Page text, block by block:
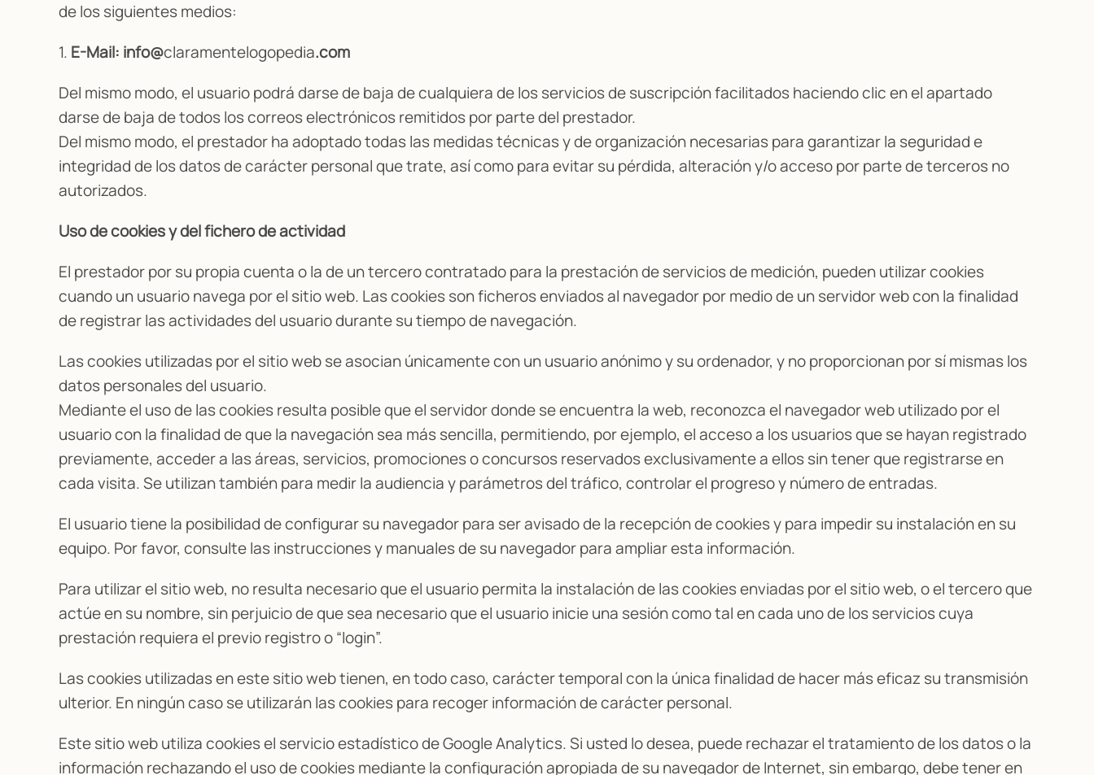
de los siguientes medios:
1. E-Mail: info@claramentelogopedia.com
Del mismo modo, el usuario podrá darse de baja de cualquiera de los servicios de suscripción facilitados haciendo clic en el apartado
darse de baja de todos los correos electrónicos remitidos por parte del prestador.
Del mismo modo, el prestador ha adoptado todas las medidas técnicas y de organización necesarias para garantizar la seguridad e
integridad de los datos de carácter personal que trate, así como para evitar su pérdida, alteración y/o acceso por parte de terceros no
autorizados.
Uso de cookies y del fichero de actividad
El prestador por su propia cuenta o la de un tercero contratado para la prestación de servicios de medición, pueden utilizar cookies
cuando un usuario navega por el sitio web. Las cookies son ficheros enviados al navegador por medio de un servidor web con la finalidad
de registrar las actividades del usuario durante su tiempo de navegación.
Las cookies utilizadas por el sitio web se asocian únicamente con un usuario anónimo y su ordenador, y no proporcionan por sí mismas los
datos personales del usuario.
Mediante el uso de las cookies resulta posible que el servidor donde se encuentra la web, reconozca el navegador web utilizado por el
usuario con la finalidad de que la navegación sea más sencilla, permitiendo, por ejemplo, el acceso a los usuarios que se hayan registrado
previamente, acceder a las áreas, servicios, promociones o concursos reservados exclusivamente a ellos sin tener que registrarse en
cada visita. Se utilizan también para medir la audiencia y parámetros del tráfico, controlar el progreso y número de entradas.
El usuario tiene la posibilidad de configurar su navegador para ser avisado de la recepción de cookies y para impedir su instalación en su
equipo. Por favor, consulte las instrucciones y manuales de su navegador para ampliar esta información.
Para utilizar el sitio web, no resulta necesario que el usuario permita la instalación de las cookies enviadas por el sitio web, o el tercero que
actúe en su nombre, sin perjuicio de que sea necesario que el usuario inicie una sesión como tal en cada uno de los servicios cuya
prestación requiera el previo registro o “login”.
Las cookies utilizadas en este sitio web tienen, en todo caso, carácter temporal con la única finalidad de hacer más eficaz su transmisión
ulterior. En ningún caso se utilizarán las cookies para recoger información de carácter personal.
Este sitio web utiliza cookies el servicio estadístico de Google Analytics. Si usted lo desea, puede rechazar el tratamiento de los datos o la
información rechazando el uso de cookies mediante la configuración apropiada de su navegador de Internet, sin embargo, debe tener en